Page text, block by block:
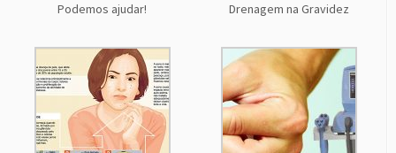
Podemos ajudar! Drenagem na Gravidez